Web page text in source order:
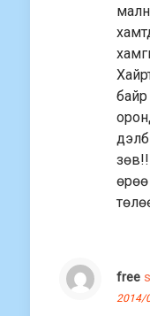
зөв!!
өрөө
free
2014/